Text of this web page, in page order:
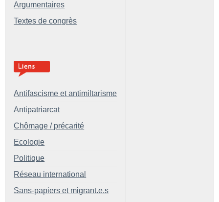
Argumentaires
Textes de congrès
Antifascisme et antimiltarisme
Antipatriarcat
Chômage / précarité
Ecologie
Politique
Réseau international
Sans-papiers et migrant.e.s